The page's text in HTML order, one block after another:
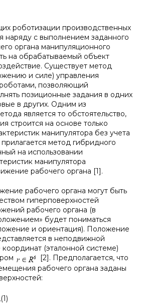
роботизации производственных
наряду с выполнением заданного
органа манипуляционного
на обрабатываемый объект
Существует метод
и силе) управления
позволяющий
позиционные задания в одних
в других. Одним из
является то обстоятельство,
строится на основе только
манипулятора без учета
метод гибридного
на использовании
манипулятора
рабочего органа [1].
рабочего органа могут быть
гиперповерхностей
рабочего органа (в
будет пониматься
и ориентация). Положение
в неподвижной
(эталонной системе)
[2]. Предполагается, что
рабочего органа заданы
,(1)